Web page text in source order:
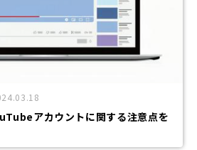
アカウントに関する注意点を